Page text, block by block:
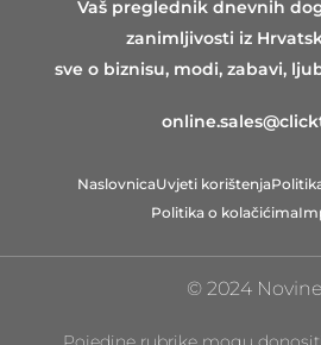
Vaš preglednik dnevnih
zanimljivosti iz
sve o biznisu, modi, zabavi,
NaslovnicaUvjeti korištenja
Politika o kolačićima
© 2024